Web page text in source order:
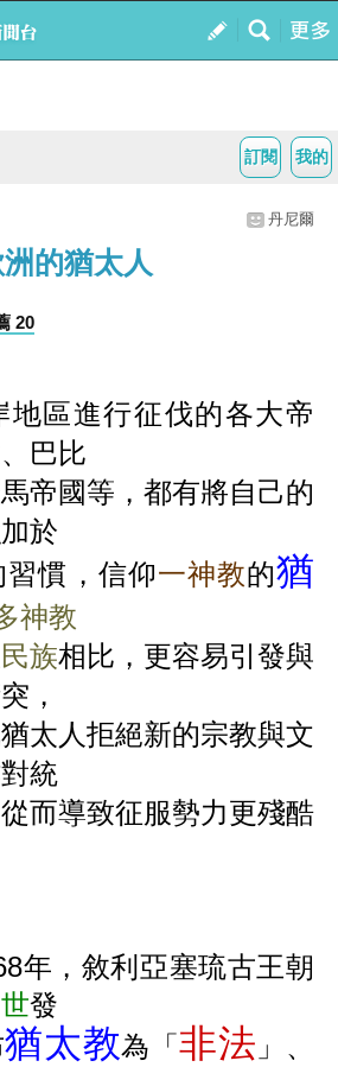
我的
訂閱
丹尼爾
的猶太人
20
地區進行征伐的各大帝
巴比
帝國等，都有將自己的
於
慣，信仰一神教的猶
神教
族相比，更容易引發與
，
太人拒絕新的宗教與文
統
而導致征服勢力更殘酷
年，敘利亞塞琉古王朝
發
猶太教為「非法 」、